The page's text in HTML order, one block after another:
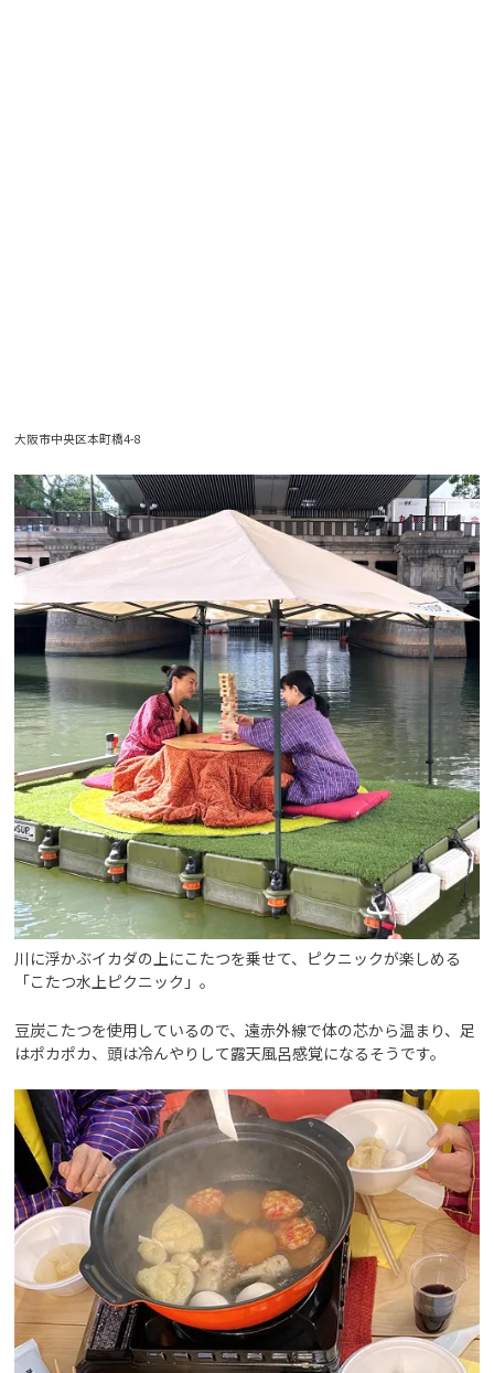
大阪市中央区本町橋4-8
川に浮かぶイカダの上にこたつを乗せて、ピクニックが楽しめる
「こたつ水上ピクニック」。
豆炭こたつを使用しているので、遠赤外線で体の芯から温まり、足
はポカポカ、頭は冷んやりして露天風呂感覚になるそうです。